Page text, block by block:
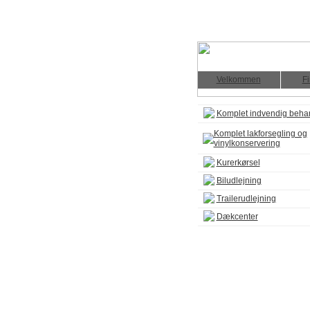
Velkommen
Komplet indvendig
Komplet lakforsegling og
vinylkonservering
Kurerkørsel
Biludlejning
Trailerudlejning
Dækcenter